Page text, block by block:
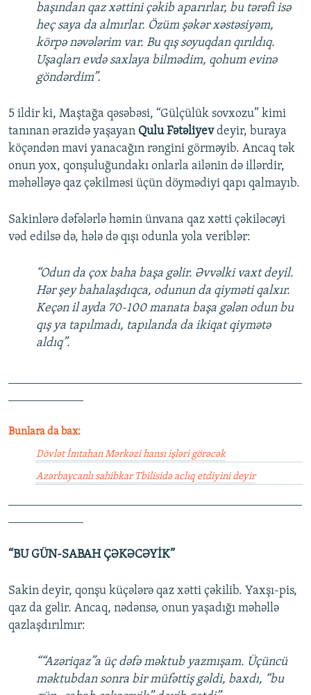
başından qaz xəttini çəkib aparırlar, bu tərəfi isə
heç saya da almırlar. Özüm şəkər xəstəsiyəm,
körpə nəvələrim var. Bu qış soyuqdan qırıldıq.
Uşaqları evdə saxlaya bilmədim, qohum evinə
göndərdim”.
5 ildir ki, Maştağa qəsəbəsi, “Gülçülük sovxozu” kimi
tanınan ərazidə yaşayan Qulu Fətəliyevdeyir, buraya
köçəndən mavi yanacağın rəngini görməyib. Ancaq tək
onun yox, qonşuluğundakı onlarla ailənin də illərdir,
məhəlləyə qaz çəkilməsi üçün döymədiyi qapı qalmayıb.
Sakinlərə dəfələrlə həmin ünvana qaz xətti çəkiləcəyi
vəd edilsə də, hələ də qışı odunla yola veriblər:
“Odun da çox baha başa gəlir. Əvvəlki vaxt deyil.
Hər şey bahalaşdıqca, odunun da qiyməti qalxır.
Keçən il ayda 70-100 manata başa gələn odun bu
qış ya tapılmadı, tapılanda da ikiqat qiymətə
aldıq”.
Bunlara da bax:
Dövlət İmtahan Mərkəzi hansı işləri görəcək
Azərbaycanlı sahibkar Tbilisidə aclıq etdiyini deyir
“BU GÜN-SABAH ÇƏKƏCƏYİK”
Sakin deyir, qonşu küçələrə qaz xətti çəkilib. Yaxşı-pis,
qaz da gəlir. Ancaq, nədənsə, onun yaşadığı məhəllə
qazlaşdırılmır:
““Azəriqaz”a üç dəfə məktub yazmışam. Üçüncü
məktubdan sonra bir müfəttiş gəldi, baxdı, “bu